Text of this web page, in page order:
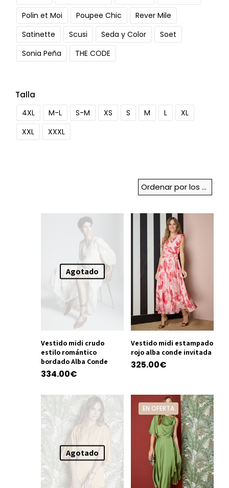
Polin et Moi
Poupee Chic
Rever Mile
Satinette
Scusi Seda y Color
Soet
Sonia Peña
THE CODE
Talla
4XL M-L S-M XS S M L
XL
XXL
XXXL
Agotado
Vestido midi crudo
estilo romántico
bordado Alba Conde
334.00€
producto
tiene
múltiples
variantes.
Las
opciones
se
Vestido midi estampado
rojo alba conde invitada
325.00€
producto
tiene
múltiples
variantes.
opciones
pueden
Agotado
EN OFERTA